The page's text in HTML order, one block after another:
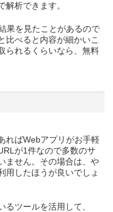
解析できます。
果を見たことがあるので
比べると内容が細かいこ
られるくらいなら、無料
ればWebアプリがお手軽
が1件なので多数のサ
ません。その場合は、や
用したほうが良いでしょ
ツールを活用して、